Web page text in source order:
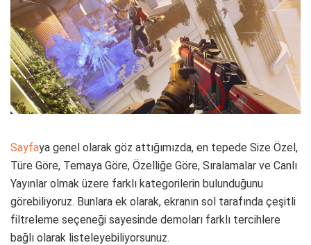
Sayfaya genel olarak göz attığımızda, en tepede Size Özel,
Türe Göre, Temaya Göre, Özelliğe Göre, Sıralamalar ve Canlı
Yayınlar olmak üzere farklı kategorilerin bulunduğunu
görebiliyoruz. Bunlara ek olarak, ekranın sol tarafında çeşitli
filtreleme seçeneği sayesinde demoları farklı tercihlere
bağlı olarak listeleyebiliyorsunuz.